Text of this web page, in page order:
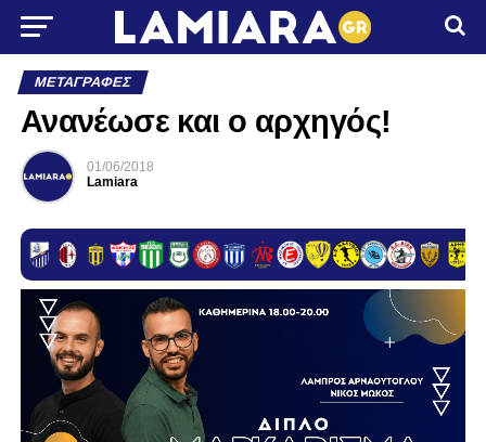
ΜΕΤΑΓΡΑΦΈΣ
Ανανέωσε και ο αρχηγός!
01/06/2018
Lamiara